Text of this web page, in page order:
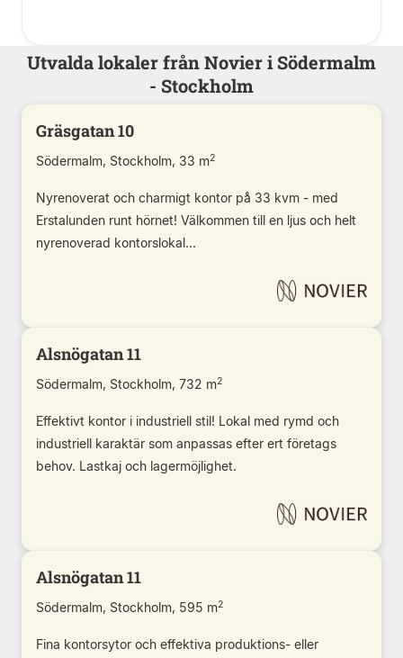
Utvalda lokaler från Novier i Södermalm
- Stockholm
Gräsgatan 10
Södermalm, Stockholm, 33 m2
Nyrenoverat och charmigt kontor på 33 kvm - med
Erstalunden runt hörnet! Välkommen till en ljus och helt
nyrenoverad kontorslokal...
Alsnögatan 11
Södermalm, Stockholm, 732 m2
Effektivt kontor i industriell stil! Lokal med rymd och
industriell karaktär som anpassas efter ert företags
behov. Lastkaj och lagermöjlighet.
Alsnögatan 11
Södermalm, Stockholm, 595 m2
Fina kontorsytor och effektiva produktions- eller